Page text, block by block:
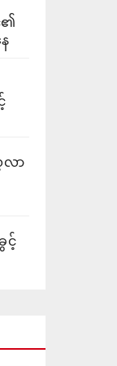
၏
လာ
င့်